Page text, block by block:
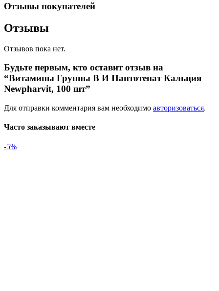
Отзывы покупателей
Отзывы
Отзывов пока нет.
Будьте первым, кто оставит отзыв на
“Витамины Группы B И Пантотенат Кальция
Newpharvit, 100 шт”
Для отправки комментария вам необходимо авторизоваться.
Часто заказывают вместе
-5%